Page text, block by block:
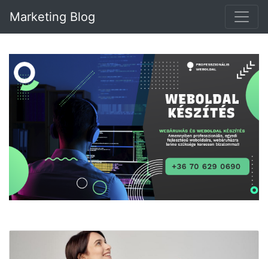
Marketing Blog